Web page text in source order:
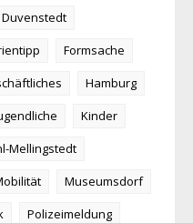
Duvenstedt
Formsache
Hamburg
Kinder
Mellingstedt
Museumsdorf
Polizeimeldung